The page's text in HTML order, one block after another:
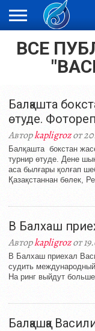
ЖАҢАЛЫҚТАР
НОВОСТИ
ВИДЕО
ФОТОРЕПОРТАЖИ
ОРКЕН
ВСЕ
Балқашта
өтуде.
Авторkapligrozот
Балқашта бокстан
турнир өтуде. Дене
аса былғары қолғап
Қазақстаннан бөлек,
В Балхаш
Авторkapligrozот
В Балхаш приехал
судить международный
На ринг выйдут
Балқашқа